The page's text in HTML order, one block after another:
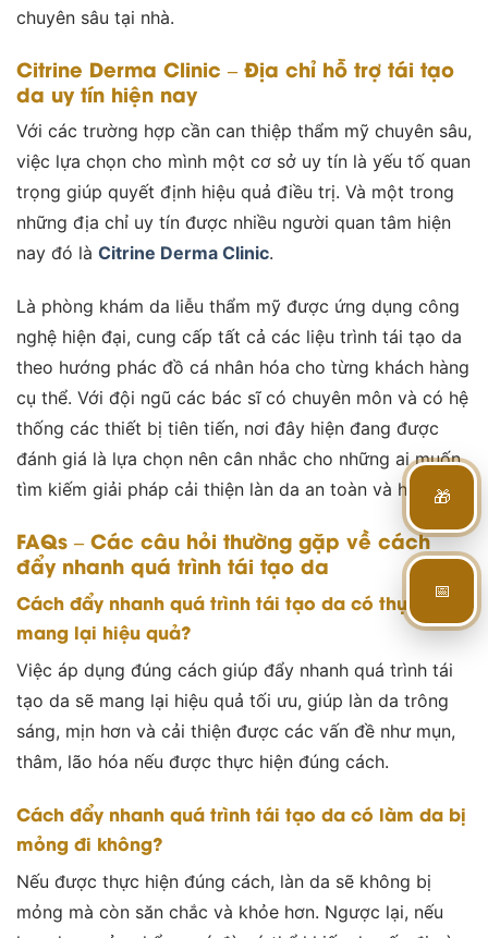
chuyên sâu tại nhà.
Citrine Derma Clinic – Địa chỉ hỗ trợ tái tạo
da uy tín hiện nay
Với các trường hợp cần can thiệp thẩm mỹ chuyên sâu,
việc lựa chọn cho mình một cơ sở uy tín là yếu tố quan
trọng giúp quyết định hiệu quả điều trị. Và một trong
những địa chỉ uy tín được nhiều người quan tâm hiện
nay đó là Citrine Derma Clinic.
Là phòng khám da liễu thẩm mỹ được ứng dụng công
nghệ hiện đại, cung cấp tất cả các liệu trình tái tạo da
theo hướng phác đồ cá nhân hóa cho từng khách hàng
cụ thể. Với đội ngũ các bác sĩ có chuyên môn và có hệ
thống các thiết bị tiên tiến, nơi đây hiện đang được
đánh giá là lựa chọn nên cân nhắc cho những ai muốn
tìm kiếm giải pháp cải thiện làn da an toàn và hiệu quả.
FAQs – Các câu hỏi thường gặp về cách
đẩy nhanh quá trình tái tạo da
Cách đẩy nhanh quá trình tái tạo da có thực sự
mang lại hiệu quả?
Việc áp dụng đúng cách giúp đẩy nhanh quá trình tái
tạo da sẽ mang lại hiệu quả tối ưu, giúp làn da trông
sáng, mịn hơn và cải thiện được các vấn đề như mụn,
thâm, lão hóa nếu được thực hiện đúng cách.
Cách đẩy nhanh quá trình tái tạo da có làm da bị
mỏng đi không?
Nếu được thực hiện đúng cách, làn da sẽ không bị
mỏng mà còn săn chắc và khỏe hơn. Ngược lại, nếu
🎁
📅